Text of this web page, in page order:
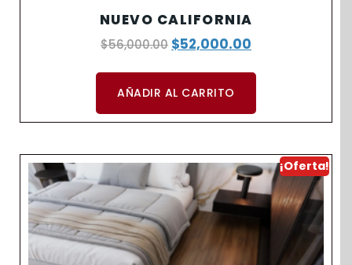
NUEVO CALIFORNIA
$56,000.00 $52,000.00
AÑADIR AL CARRITO
¡Oferta!